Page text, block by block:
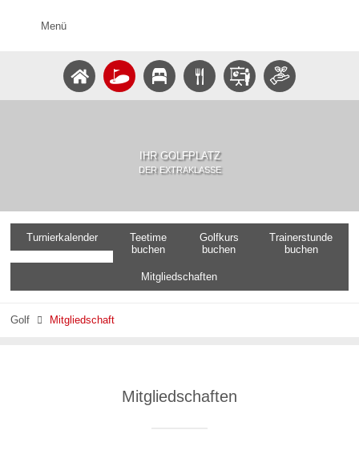
Menü
IHR GOLFPLATZ
DER EXTRAKLASSE
Turnierkalender
Teetime
buchen
Golfkurs
buchen
Trainerstunde
buchen
Mitgliedschaften
Golf  Mitgliedschaft
Mitgliedschaften